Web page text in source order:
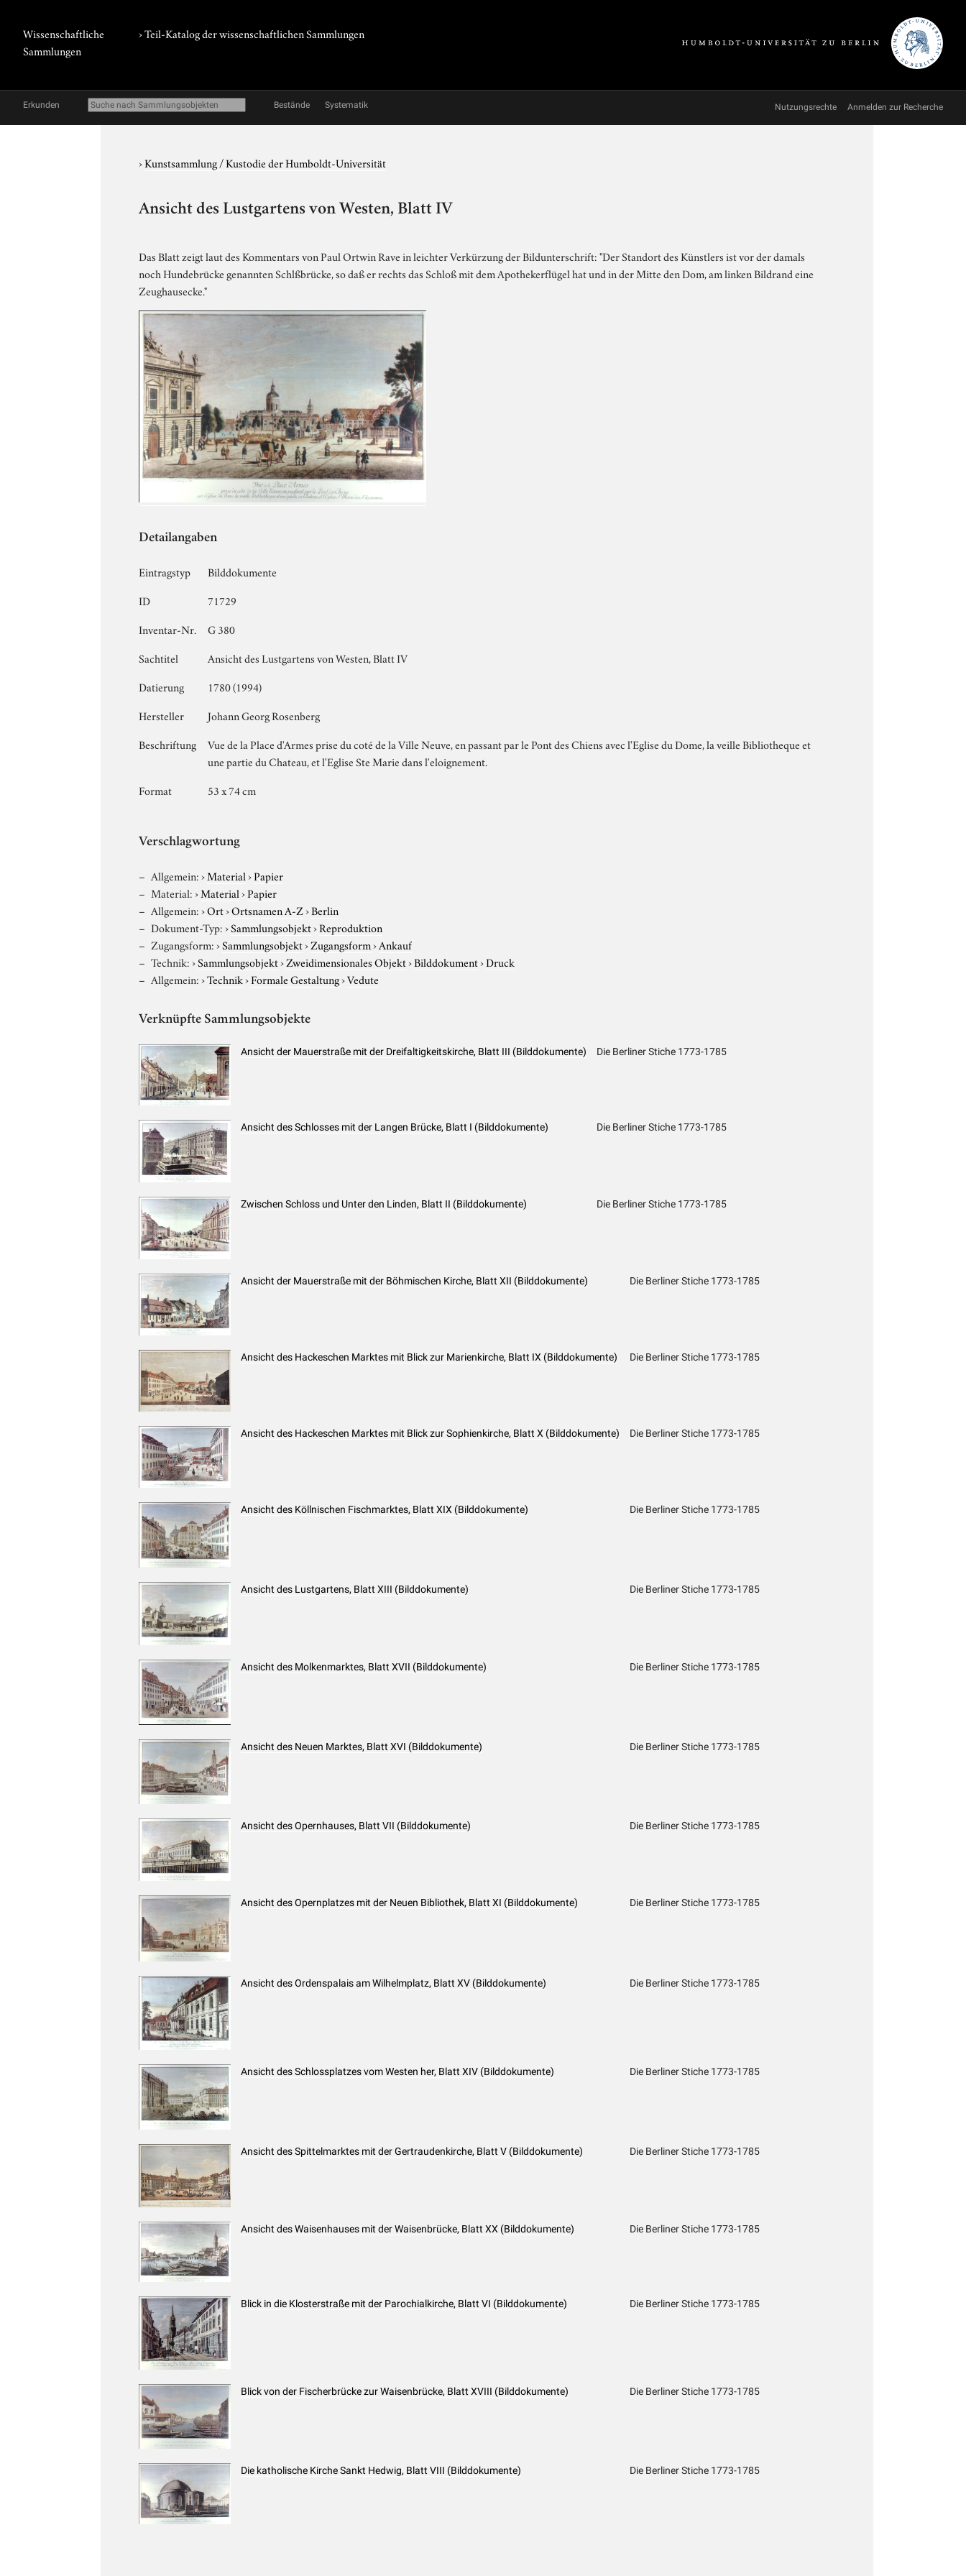
Wissenschaftliche
Sammlungen
› Teil-Katalog der wissenschaftlichen Sammlungen
Erkunden Bestände Systematik Nutzungsrechte Anmelden zur Recherche
›Kunstsammlung / Kustodie der Humboldt-Universität
Ansicht des Lustgartens von Westen, Blatt IV
Das Blatt zeigt laut des Kommentars von Paul Ortwin Rave in leichter Verkürzung der Bildunterschrift: "Der Standort des Künstlers ist vor der damals
noch Hundebrücke genannten Schlßbrücke, so daß er rechts das Schloß mit dem Apothekerflügel hat und in der Mitte den Dom, am linken Bildrand eine
Zeughausecke."
Detailangaben
Eintragstyp
Bilddokumente
ID
71729
Inventar-Nr.
G 380
Sachtitel
Ansicht des Lustgartens von Westen, Blatt IV
Datierung
1780 (1994)
Hersteller
Johann Georg Rosenberg
Beschriftung
Vue de la Place d'Armes prise du coté de la Ville Neuve, en passant par le Pont des Chiens avec l'Eglise du Dome, la veille Bibliotheque et
une partie du Chateau, et l'Eglise Ste Marie dans l'eloignement.
Format
53 x 74 cm
Verschlagwortung
Allgemein:›Material›Papier
Material:›Material›Papier
Allgemein:›Ort›Ortsnamen A-Z›Berlin
Dokument-Typ:›Sammlungsobjekt›Reproduktion
Zugangsform:›Sammlungsobjekt›Zugangsform›Ankauf
Technik:›Sammlungsobjekt›Zweidimensionales Objekt›Bilddokument›Druck
Allgemein:›Technik›Formale Gestaltung›Vedute
Verknüpfte Sammlungsobjekte
Ansicht der Mauerstraße mit der Dreifaltigkeitskirche, Blatt III (Bilddokumente) Die Berliner Stiche 1773-1785
Ansicht des Schlosses mit der Langen Brücke, Blatt I (Bilddokumente) Die Berliner Stiche 1773-1785
Zwischen Schloss und Unter den Linden, Blatt II (Bilddokumente) Die Berliner Stiche 1773-1785
Ansicht der Mauerstraße mit der Böhmischen Kirche, Blatt XII (Bilddokumente) Die Berliner Stiche 1773-1785
Ansicht des Hackeschen Marktes mit Blick zur Marienkirche, Blatt IX (Bilddokumente) Die Berliner Stiche 1773-1785
Ansicht des Hackeschen Marktes mit Blick zur Sophienkirche, Blatt X (Bilddokumente) Die Berliner Stiche 1773-1785
Ansicht des Köllnischen Fischmarktes, Blatt XIX (Bilddokumente) Die Berliner Stiche 1773-1785
Ansicht des Lustgartens, Blatt XIII (Bilddokumente) Die Berliner Stiche 1773-1785
Ansicht des Molkenmarktes, Blatt XVII (Bilddokumente) Die Berliner Stiche 1773-1785
Ansicht des Neuen Marktes, Blatt XVI (Bilddokumente) Die Berliner Stiche 1773-1785
Ansicht des Opernhauses, Blatt VII (Bilddokumente) Die Berliner Stiche 1773-1785
Ansicht des Opernplatzes mit der Neuen Bibliothek, Blatt XI (Bilddokumente) Die Berliner Stiche 1773-1785
Ansicht des Ordenspalais am Wilhelmplatz, Blatt XV (Bilddokumente) Die Berliner Stiche 1773-1785
Ansicht des Schlossplatzes vom Westen her, Blatt XIV (Bilddokumente) Die Berliner Stiche 1773-1785
Ansicht des Spittelmarktes mit der Gertraudenkirche, Blatt V (Bilddokumente) Die Berliner Stiche 1773-1785
Ansicht des Waisenhauses mit der Waisenbrücke, Blatt XX (Bilddokumente) Die Berliner Stiche 1773-1785
Blick in die Klosterstraße mit der Parochialkirche, Blatt VI (Bilddokumente) Die Berliner Stiche 1773-1785
Blick von der Fischerbrücke zur Waisenbrücke, Blatt XVIII (Bilddokumente) Die Berliner Stiche 1773-1785
Die katholische Kirche Sankt Hedwig, Blatt VIII (Bilddokumente) Die Berliner Stiche 1773-1785